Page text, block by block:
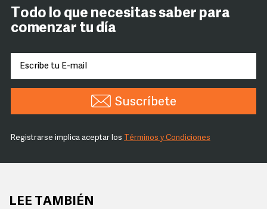
Todo lo que necesitas saber para
comenzar tu día
Suscríbete
Registrarse implica aceptar los Términos y Condiciones
LEE TAMBIÉN